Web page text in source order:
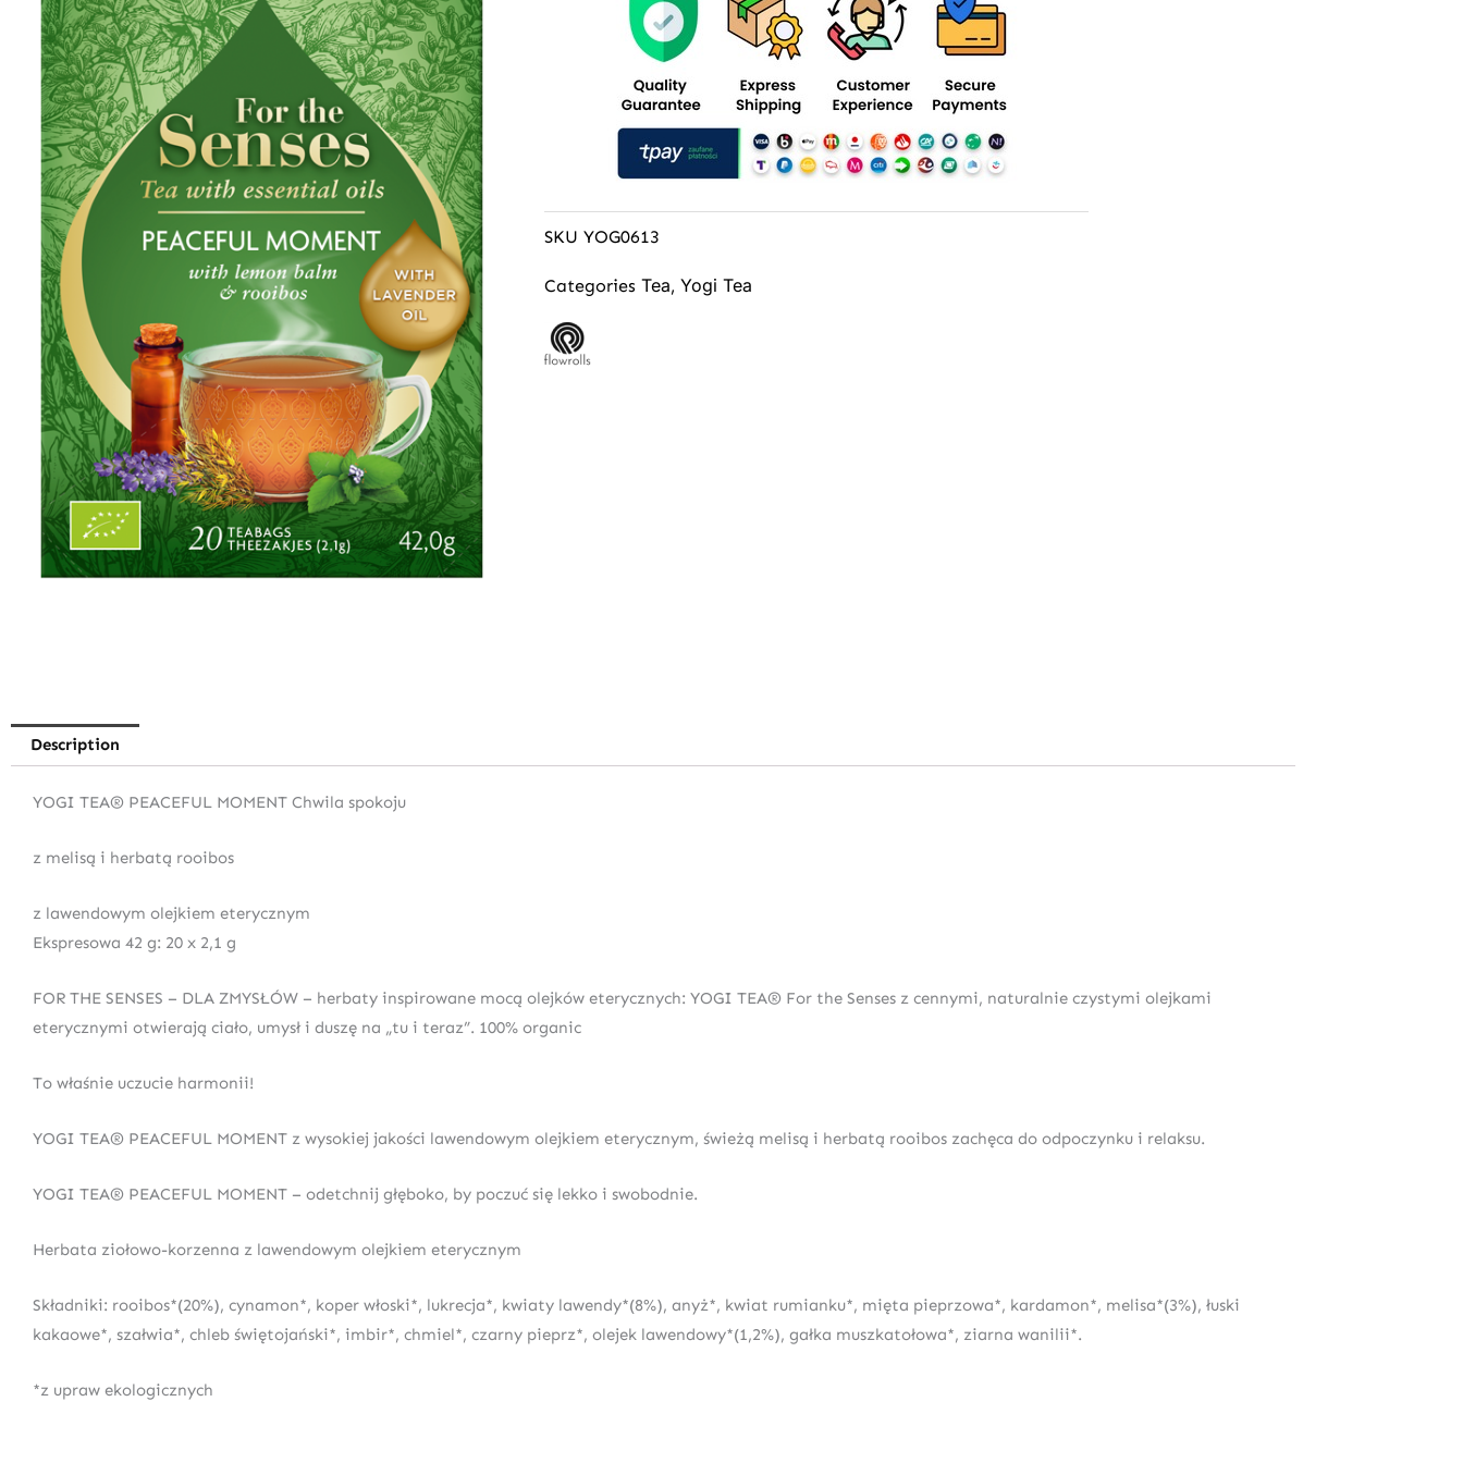
SKU YOG0613
Categories Tea, Yogi Tea
Description
YOGI TEA® PEACEFUL MOMENT Chwila spokoju
z melisą i herbatą rooibos
z lawendowym olejkiem eterycznym
Ekspresowa 42 g: 20 x 2,1 g
FOR THE SENSES – DLA ZMYSŁÓW – herbaty inspirowane mocą olejków eterycznych: YOGI TEA® For the Senses z cennymi, naturalnie czystymi olejkami
eterycznymi otwierają ciało, umysł i duszę na „tu i teraz”. 100% organic
To właśnie uczucie harmonii!
YOGI TEA® PEACEFUL MOMENT z wysokiej jakości lawendowym olejkiem eterycznym, świeżą melisą i herbatą rooibos zachęca do odpoczynku i relaksu.
YOGI TEA® PEACEFUL MOMENT – odetchnij głęboko, by poczuć się lekko i swobodnie.
Herbata ziołowo-korzenna z lawendowym olejkiem eterycznym
Składniki: rooibos*(20%), cynamon*, koper włoski*, lukrecja*, kwiaty lawendy*(8%), anyż*, kwiat rumianku*, mięta pieprzowa*, kardamon*, melisa*(3%), łuski
kakaowe*, szałwia*, chleb świętojański*, imbir*, chmiel*, czarny pieprz*, olejek lawendowy*(1,2%), gałka muszkatołowa*, ziarna wanilii*.
*z upraw ekologicznych